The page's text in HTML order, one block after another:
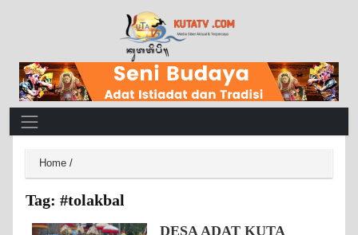
Main Navigation
Home /
Tag: #tolakbal
DESA ADAT KUTA